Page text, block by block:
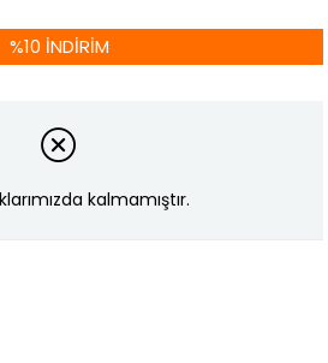
%10 İNDIRIM
kalmamıştır.